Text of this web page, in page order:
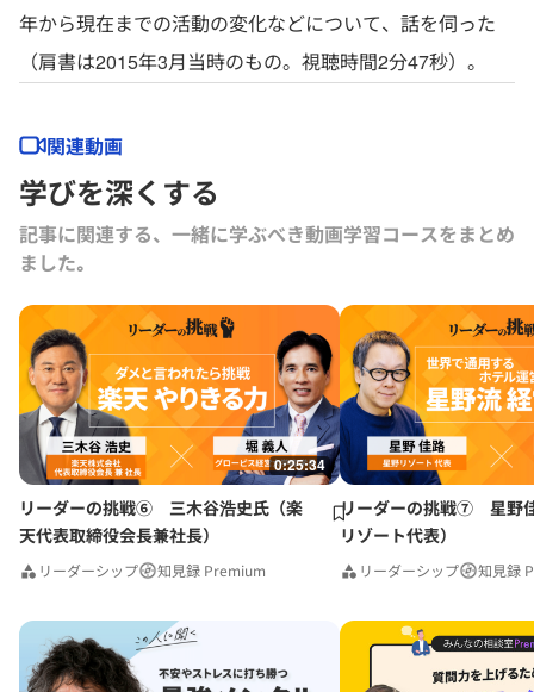
年から現在までの活動の変化などについて、話を伺った
（肩書は2015年3月当時のもの。視聴時間2分47秒）。
関連動画
学びを深くする
記事に関連する、一緒に学ぶべき動画学習コースをまとめ
ました｡
0:25:34
リーダーの挑戦⑥ 三木谷浩史氏（楽
天代表取締役会長兼社長）
リーダーシップ 知見録 Premium
リーダーの挑戦⑦ 星野
リゾート代表）
リーダーシップ 知見録